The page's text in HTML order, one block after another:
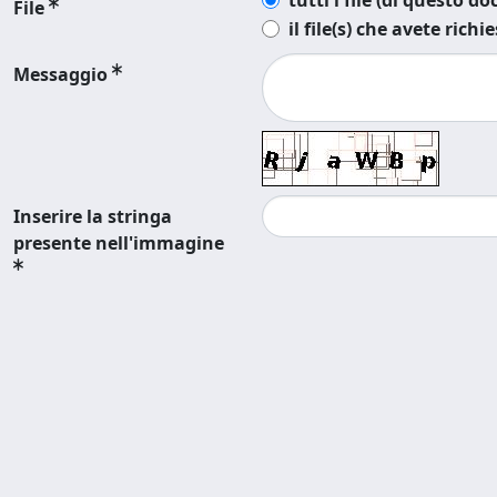
File
il file(s) che avete
Messaggio
Inserire la stringa
presente nell'immagine